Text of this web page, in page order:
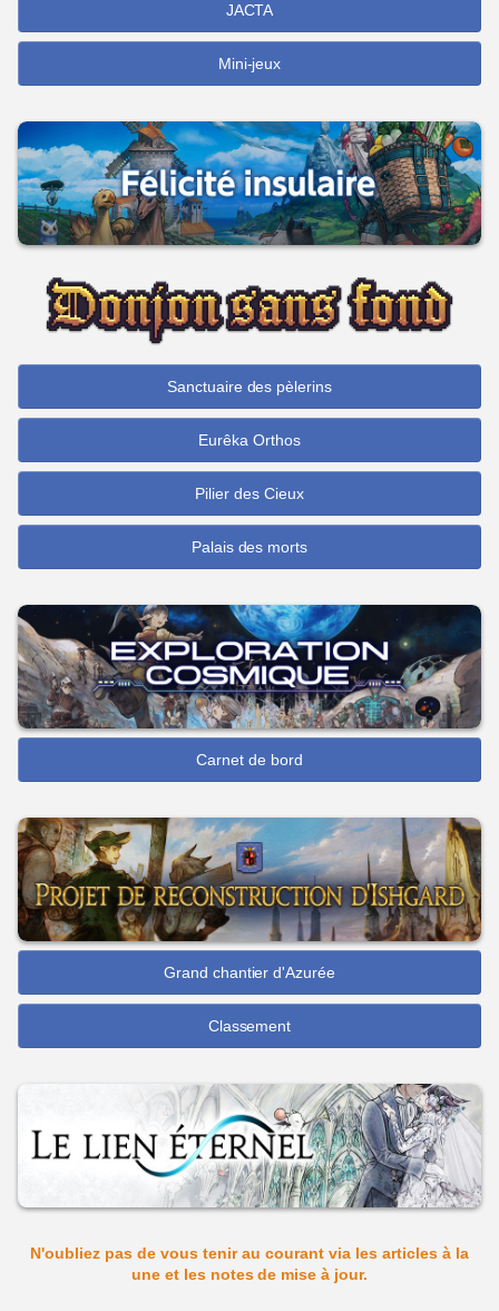
JACTA
Mini-jeux
Sanctuaire des pèlerins
Eurêka Orthos
Pilier des Cieux
Palais des morts
Carnet de bord
Grand chantier d'Azurée
Classement
N'oubliez pas de vous tenir au courant via les articles à la
une et les notes de mise à jour.